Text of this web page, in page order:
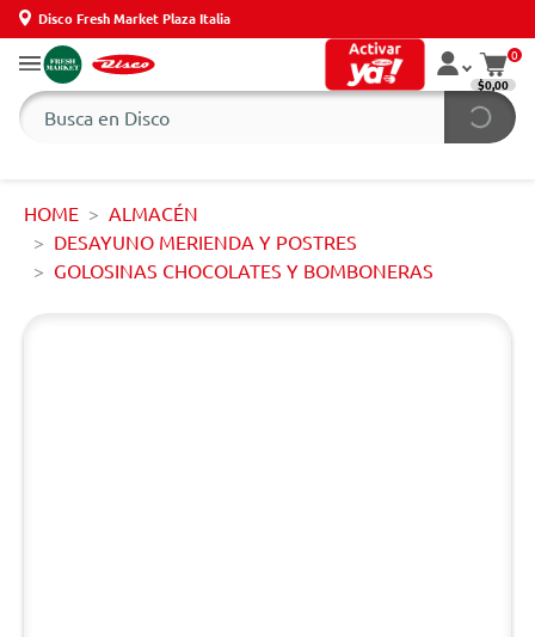
Disco Fresh Market Plaza Italia
0
$0,00
HOME
ALMACÉN
DESAYUNO MERIENDA Y POSTRES
GOLOSINAS CHOCOLATES Y BOMBONERAS